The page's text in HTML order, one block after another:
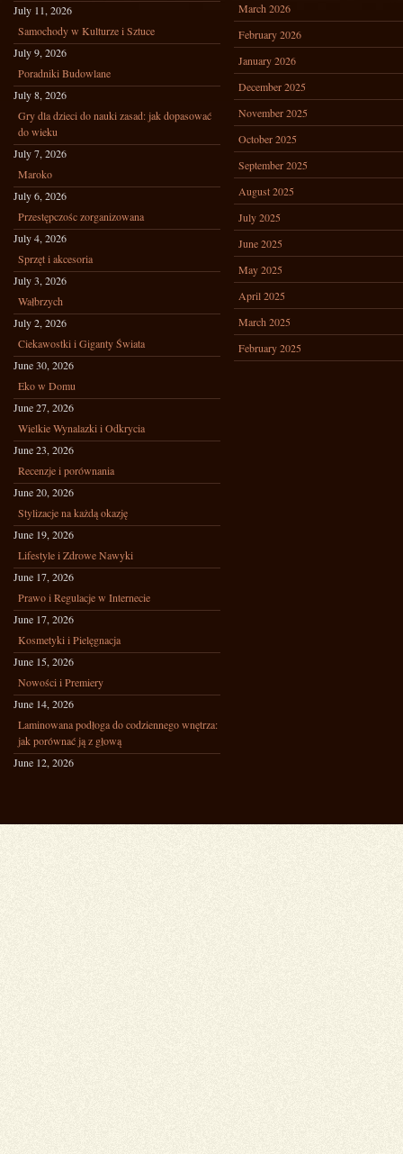
July 11, 2026
Samochody w Kulturze i Sztuce
July 9, 2026
Poradniki Budowlane
July 8, 2026
Gry dla dzieci do nauki zasad: jak dopasować
do wieku
July 7, 2026
Maroko
July 6, 2026
Przestępczośc zorganizowana
July 4, 2026
Sprzęt i akcesoria
July 3, 2026
Wałbrzych
July 2, 2026
Ciekawostki i Giganty Świata
June 30, 2026
Eko w Domu
June 27, 2026
Wielkie Wynalazki i Odkrycia
June 23, 2026
Recenzje i porównania
June 20, 2026
Stylizacje na każdą okazję
June 19, 2026
Lifestyle i Zdrowe Nawyki
June 17, 2026
Prawo i Regulacje w Internecie
June 17, 2026
Kosmetyki i Pielęgnacja
June 15, 2026
Nowości i Premiery
June 14, 2026
Laminowana podłoga do codziennego wnętrza:
jak porównać ją z głową
June 12, 2026
March 2026
February 2026
January 2026
December 2025
November 2025
October 2025
September 2025
August 2025
July 2025
June 2025
May 2025
April 2025
March 2025
February 2025